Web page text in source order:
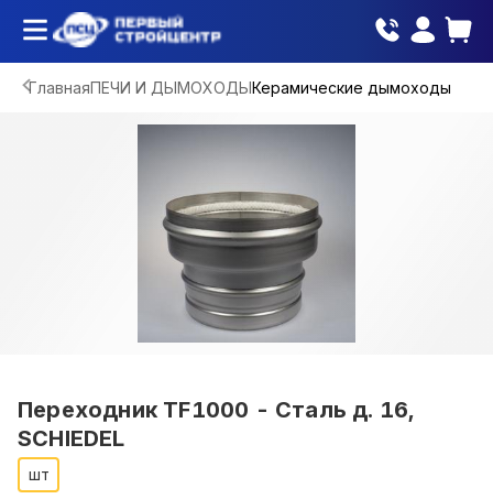
ГлавнаяПЕЧИ И ДЫМОХОДЫКерамические дымоходы
Переходник TF1000 - Сталь д. 16,
SCHIEDEL
шт